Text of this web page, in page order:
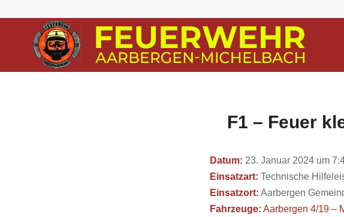
F1 – Feuer
Datum: 23. Januar 2024 um
Einsatzart: Technische
Einsatzort: Aarbergen
Fahrzeuge: Aarbergen 4/19 –